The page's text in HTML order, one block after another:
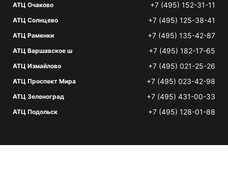
АТЦ Очаково +7 (495) 152-31-11
АТЦ Солнцево +7 (495) 125-38-41
АТЦ Раменки +7 (495) 135-42-87
АТЦ Варшавское ш +7 (495) 182-17-65
АТЦ Измайлово +7 (495) 021-25-26
АТЦ Проспект Мира +7 (495) 023-42-98
АТЦ Зеленоград +7 (495) 431-00-33
АТЦ Подольск +7 (495) 128-01-88